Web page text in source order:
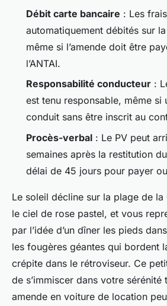
Débit carte bancaire : Les
automatiquement débités sur
même si l’amende doit être
l’ANTAI.
Responsabilité conducteur :
est tenu responsable, même si
conduit sans être inscrit au
Procès-verbal : Le PV peut
semaines après la restitution
délai de 45 jours pour payer
Le soleil décline sur la plage de
le ciel de rose pastel, et vous
par l’idée d’un dîner les pieds
les fougères géantes qui bordent
crépite dans le rétroviseur. Ce
de s’immiscer dans votre sérénité
amende en voiture de location